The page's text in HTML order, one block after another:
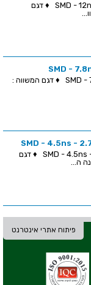
משווה - ערוץ 1 - SMD - 12ns - 4.5V-6.5V ♦ דגם
משווה - ערוץ 1 - SMD - 7.8ns - 5V-5V ♦ דגם המשווה :
משווה - 2 ערוצים - SMD - 4.5ns - 2.7V-5.5V ♦ דגם
פיתוח אתרי אינטרנט